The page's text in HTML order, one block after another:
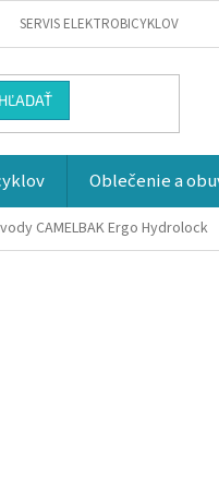
SERVIS ELEKTROBICYKLOV
HĽADAŤ
Oblečenie a
CAMELBAK Ergo Hydrolock